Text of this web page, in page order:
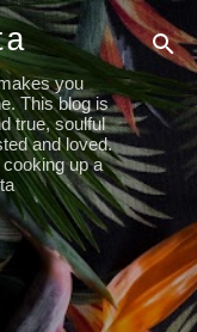
you
This blog is
true, soulful
and loved.
up a